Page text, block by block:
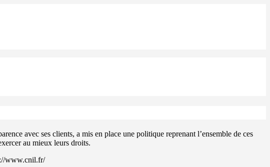
avec ses clients, a mis en place une politique reprenant l’ensemble de ces
au mieux leurs droits.
www.cnil.fr/